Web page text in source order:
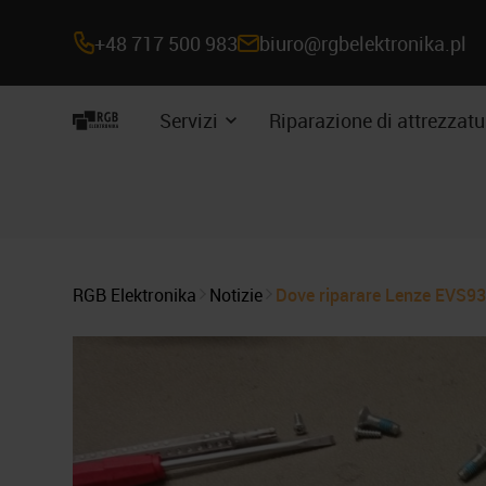
+48 717 500 983 biuro@rgbelektronika.pl
del
Servizi Espandere
Riparazione di
RGB Elektronika Notizie Dove riparare Lenze